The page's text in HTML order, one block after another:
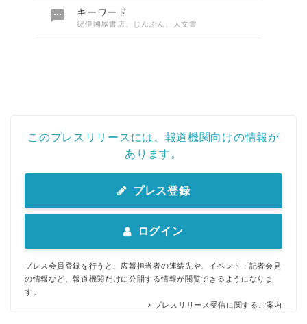
 キーワード
紀伊國屋書店、じんぶん、人文書
このプレスリリースには、報道機関向けの情報が
あります。
プレス登録
ログイン
プレス会員登録を行うと、広報担当者の連絡先や、イベント・記者会見
の情報など、報道機関だけに公開する情報が閲覧できるようになりま
す。
プレスリリース受信に関するご案内